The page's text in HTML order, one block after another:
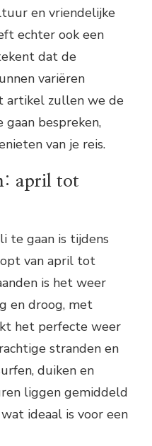
en vriendelijke
echter ook een
dat de
variëren
artikel zullen we de
bespreken,
van je reis.
april tot
te gaan is tijdens
van april tot
is het weer
en droog, met
het perfecte weer
stranden en
duiken en
liggen gemiddeld
ideaal is voor een